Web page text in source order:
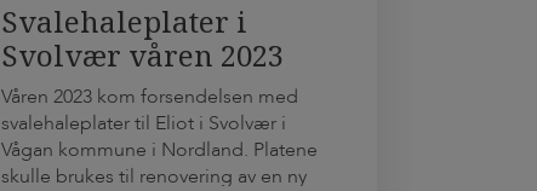
Svalehaleplater i
Svolvær våren 2023
Våren 2023 kom forsendelsen med
svalehaleplater til Eliot i Svolvær i
Vågan kommune i Nordland. Platene
skulle brukes til renovering av en ny